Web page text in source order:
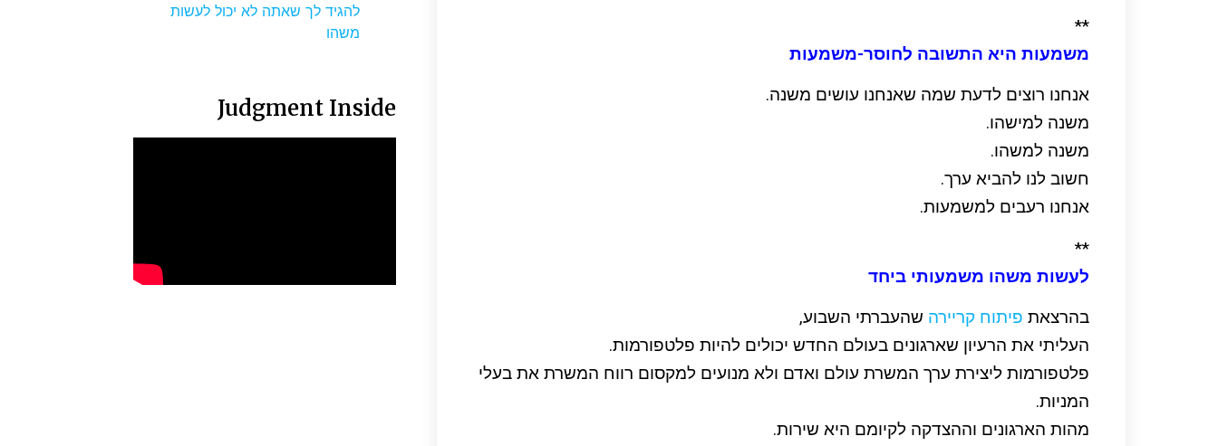
**
משמעות היא התשובה לחוסר-משמעות
אנחנו רוצים לדעת שמה שאנחנו עושים משנה.
משנה למישהו.
משנה למשהו.
חשוב לנו להביא ערך.
אנחנו רעבים למשמעות.
**
לעשות משהו משמעותי ביחד
בהרצאת פיתוח קריירה שהעברתי השבוע,
העליתי את הרעיון שארגונים בעולם החדש יכולים להיות פלטפורמות.
פלטפורמות ליצירת ערך המשרת עולם ואדם ולא מנועים למקסום רווח המשרת את בעלי
המניות.
מהות הארגונים וההצדקה לקיומם היא שירות.
להגיד לך שאתה לא יכול לעשות
משהו
Judgment Inside